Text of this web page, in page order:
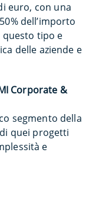
euro, con una
dell’importo
tipo e
delle aziende e
Corporate &
segmento della
quei progetti
e